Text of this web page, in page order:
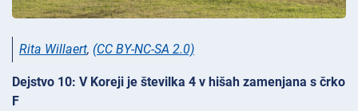
Rita Willaert, (CC BY-NC-SA 2.0)
Dejstvo 10: V Koreji je številka 4 v hišah zamenjana s črko
F